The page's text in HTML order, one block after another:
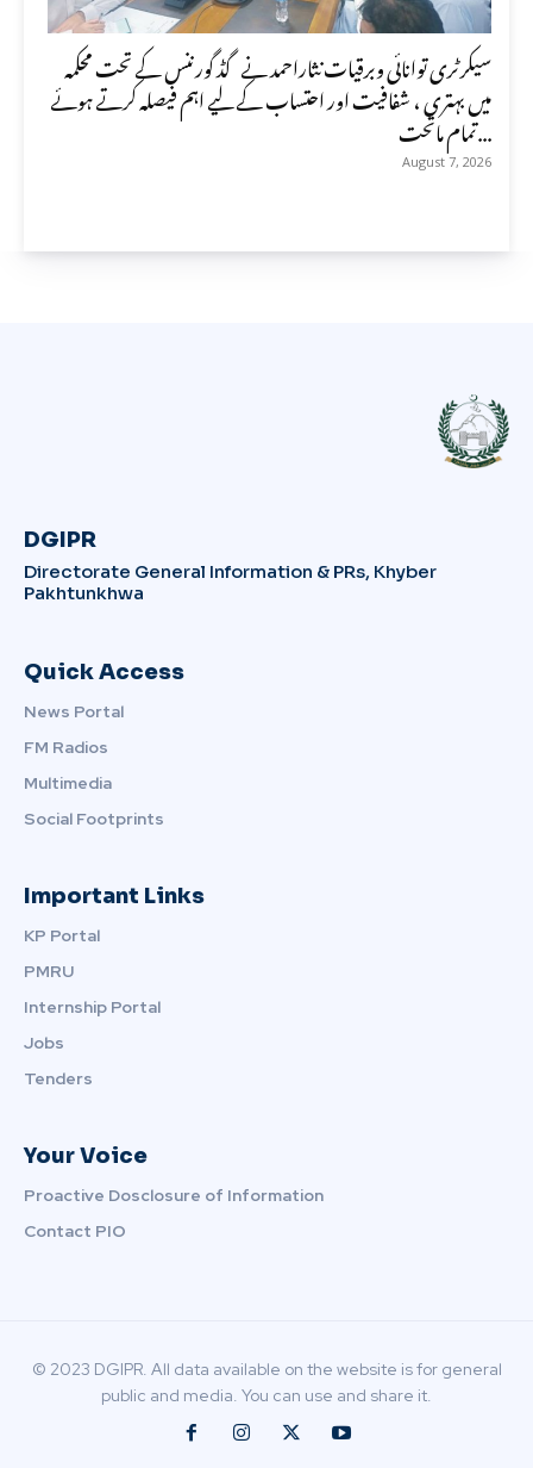
سیکرٹری توانائی وبرقیات نثاراحمد نے گڈ گورننس کے تحت محکمہ
میں بہتری ، شفافیت اور احتساب کے لیے اہم فیصلہ کرتے ہوئے
تمام ماتحت...
August 7, 2026
DGIPR
Directorate General Information & PRs, Khyber
Pakhtunkhwa
Quick Access
News Portal
FM Radios
Multimedia
Social Footprints
Important Links
KP Portal
PMRU
Internship Portal
Jobs
Tenders
Your Voice
Proactive Dosclosure of Information
Contact PIO
© 2023 DGIPR. All data available on the website is for general
public and media. You can use and share it.